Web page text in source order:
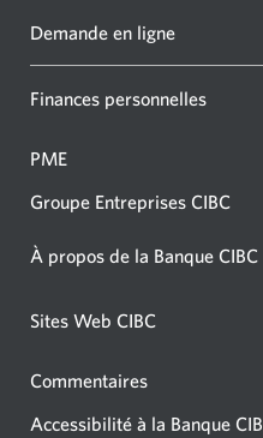
Demande en ligne
Finances personnelles
PME
Groupe Entreprises CIBC
À propos de la Banque CIBC
Sites Web CIBC
Commentaires
Accessibilité à la Banque